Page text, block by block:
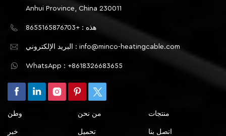
Anhui Province, China 230011
هذه : +8655165876703
البريد الإلكتروني : info@minco-heatingcable.com
WhatsApp : +8618326683655
وطن من نحن منتجات
خبر تحميل اتصل بنا